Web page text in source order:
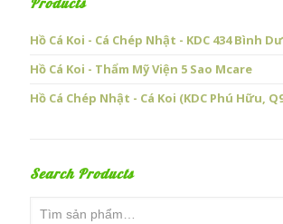
Products
Hồ Cá Koi - Cá Chép Nhật - KDC 434 Bình
Hồ Cá Koi - Thẩm Mỹ Viện 5 Sao Mcare
Hồ Cá Chép Nhật - Cá Koi (KDC Phú Hữu,
Search Products